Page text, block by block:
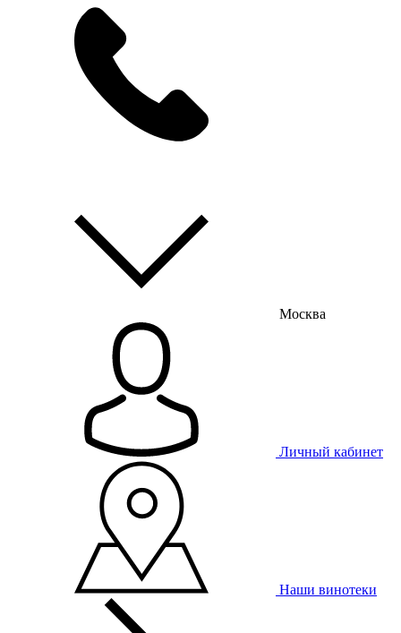
Москва
Личный кабинет
Наши винотеки